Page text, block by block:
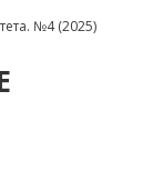
№4 (2025)